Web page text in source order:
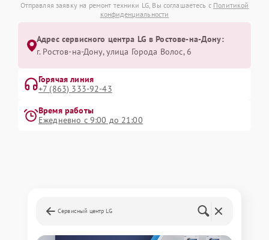
Отправляя заявку на ремонт техники LG, Вы соглашаетесь с Политикой
конфиденциальности
Адрес сервисного центра LG в Ростове-на-Дону:
г. Ростов-на-Дону, улица Города Волос, 6
Горячая линия
+7 (863) 333-92-43
Время работы
Ежедневно с 9:00 до 21:00
Сервисный центр LG